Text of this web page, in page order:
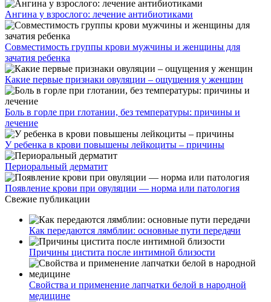
Ангина у взрослого: лечение антибиотиками
Совместимость группы крови мужчины и женщины для
зачатия ребенка
Какие первые признаки овуляции – ощущения у женщин
Боль в горле при глотании, без температуры: причины и
лечение
У ребенка в крови повышены лейкоциты – причины
Периоральный дерматит
Появление крови при овуляции — норма или патология
Свежие публикации
Как передаются лямблии: основные пути передачи
Причины цистита после интимной близости
Свойства и применение лапчатки белой в народной
медицине